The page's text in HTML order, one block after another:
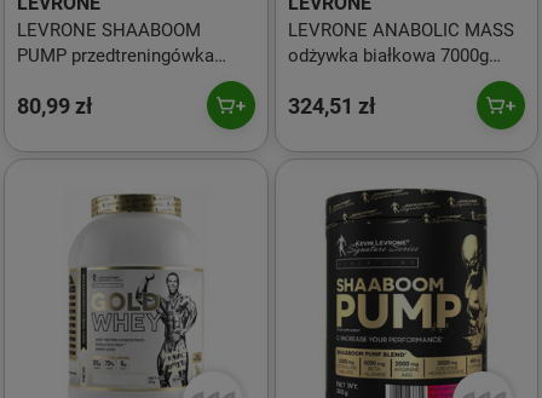
LEVRONE SHAABOOM
PUMP przedtreningówka
385g smak pomarańcza -
mango
80,99 zł
LEVRONE ANABOLIC MASS
odżywka białkowa 7000g
324,51 zł